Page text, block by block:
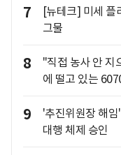
7
[뉴테크] 미세 플
그물
8
"직접 농사 안
에 떨고 있는
9
'추진위원장 해
대행 체제 승인